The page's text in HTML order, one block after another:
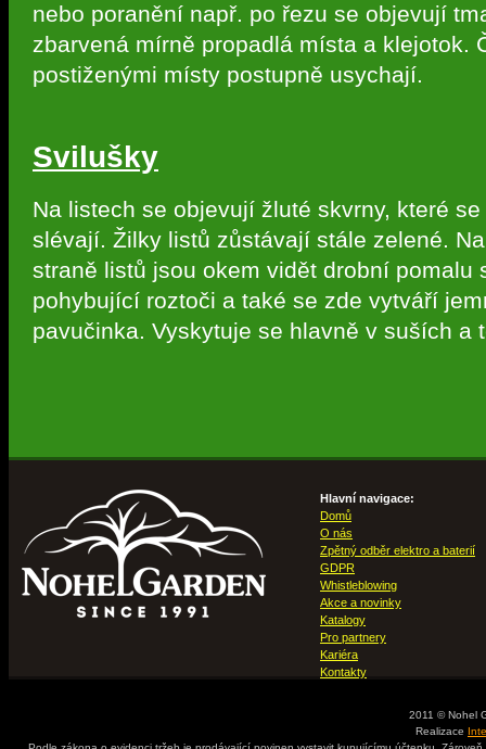
nebo poranění např. po řezu se objevují
zbarvená mírně propadlá místa a klejotok.
postiženými místy postupně usychají.
Svilušky
Na listech se objevují žluté skvrny, které
slévají. Žilky listů zůstávají stále zelené.
straně listů jsou okem vidět drobní pomalu
pohybující roztoči a také se zde vytváří
pavučinka. Vyskytuje se hlavně v suších
Hlavní navigace:
Domů
O nás
Zpětný odběr elektro a baterií
GDPR
Whistleblowing
Akce a novinky
Katalogy
Pro partnery
Kariéra
Kontakty
2011 © Nohel
Realizace